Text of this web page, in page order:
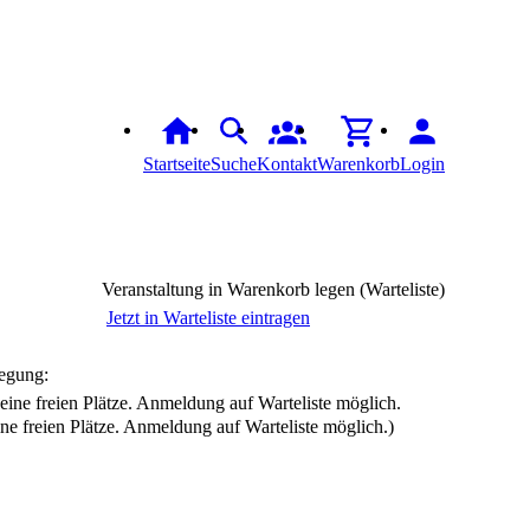
StartseiteSucheKontaktWarenkorbLogin
Veranstaltung in Warenkorb legen (Warteliste)
Jetzt in Warteliste eintragen
freien Plätze. Anmeldung auf Warteliste möglich.)